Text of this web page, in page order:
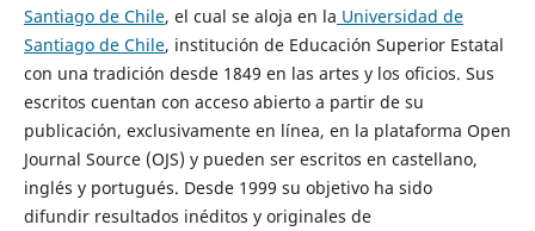
Santiago de Chile, el cual se aloja en la Universidad de
Santiago de Chile, institución de Educación Superior Estatal
con una tradición desde 1849 en las artes y los oficios. Sus
escritos cuentan con acceso abierto a partir de su
publicación, exclusivamente en línea, en la plataforma Open
Journal Source (OJS) y pueden ser escritos en castellano,
inglés y portugués. Desde 1999 su objetivo ha sido
difundir resultados inéditos y originales de